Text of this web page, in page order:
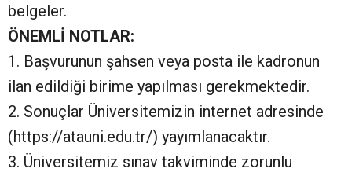
belgeler.
ÖNEMLİ NOTLAR:
1. Başvurunun şahsen veya posta ile kadronun
ilan edildiği birime yapılması gerekmektedir.
2. Sonuçlar Üniversitemizin internet adresinde
(https://atauni.edu.tr/) yayımlanacaktır.
3. Üniversitemiz sınav takviminde zorunlu